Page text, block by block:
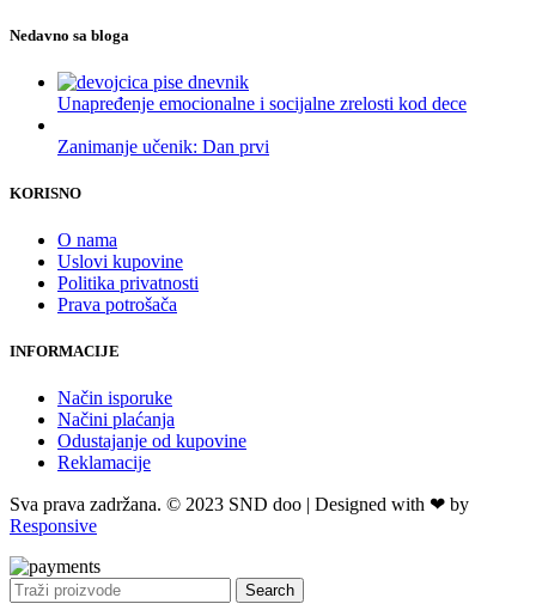
Nedavno sa bloga
Unapređenje emocionalne i socijalne zrelosti kod dece
Zanimanje učenik: Dan prvi
KORISNO
O nama
Uslovi kupovine
Politika privatnosti
Prava potrošača
INFORMACIJE
Način isporuke
Načini plaćanja
Odustajanje od kupovine
Reklamacije
Sva prava zadržana. © 2023 SND doo | Designed with ❤ by
Responsive
Search